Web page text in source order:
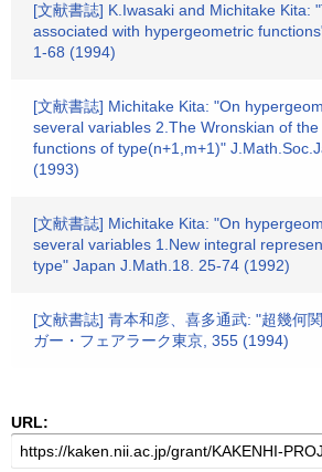
[文献書誌] K.Iwasaki and Michitake Kita:
associated with hypergeometric
1-68 (1994)
[文献書誌] Michitake Kita: "On
several variables 2.The Wronskian of
functions of type(n+1,m+1)"
(1993)
[文献書誌] Michitake Kita: "On
several variables 1.New integral
type" Japan J.Math.18. 25-74 (1992)
[文献書誌] 青本和彦、喜多通武: "超幾何
ガー・フェアラーク東京, 355 (1994)
URL: